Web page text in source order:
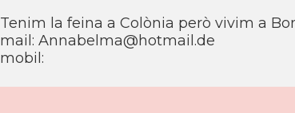
Tenim la feina a Colònia però vivim a
mail: Annabelma@hotmail.de
mobil: